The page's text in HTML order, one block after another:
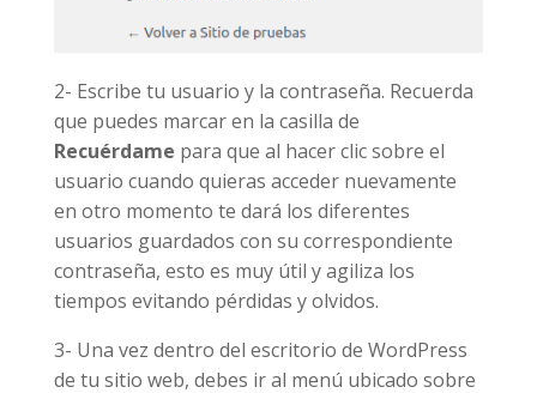
2- Escribe tu usuario y la contraseña. Recuerda
que puedes marcar en la casilla de
Recuérdame para que al hacer clic sobre el
usuario cuando quieras acceder nuevamente
en otro momento te dará los diferentes
usuarios guardados con su correspondiente
contraseña, esto es muy útil y agiliza los
tiempos evitando pérdidas y olvidos.
3- Una vez dentro del escritorio de WordPress
de tu sitio web, debes iral menú ubicado sobre